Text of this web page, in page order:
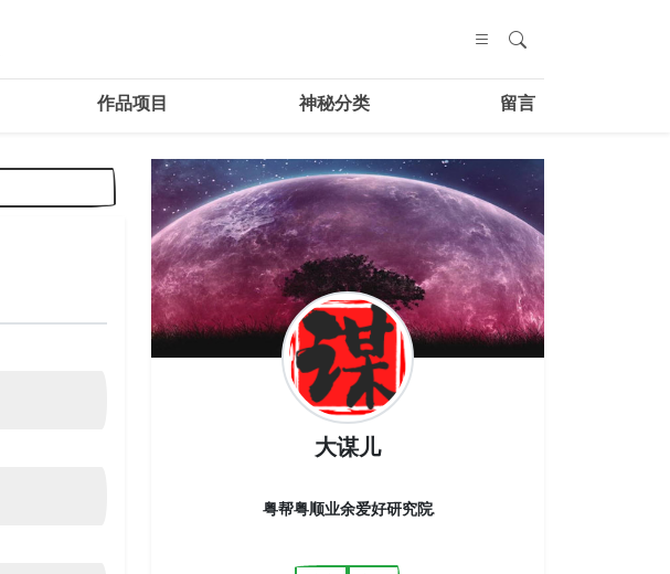
作品项目 神秘分类 留言
大谋儿
粤帮粤顺业余爱好研究院.